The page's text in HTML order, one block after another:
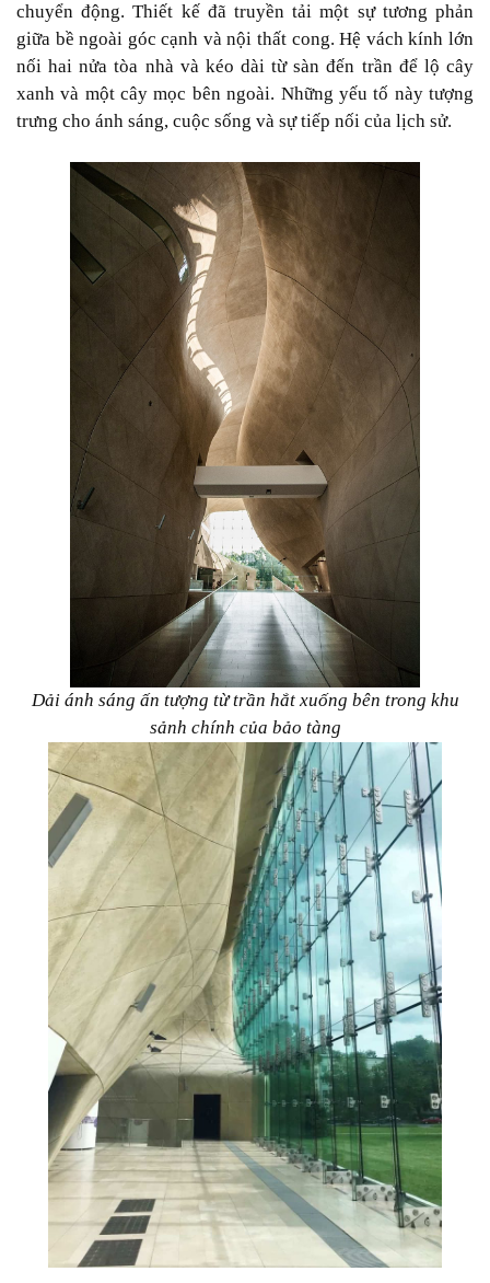
chuyển động. Thiết kế đã truyền tải một sự tương phản
giữa bề ngoài góc cạnh và nội thất cong. Hệ vách kính lớn
nối hai nửa tòa nhà và kéo dài từ sàn đến trần để lộ cây
xanh và một cây mọc bên ngoài. Những yếu tố này tượng
trưng cho ánh sáng, cuộc sống và sự tiếp nối của lịch sử.
Dải ánh sáng ấn tượng từ trần hắt xuống bên trong khu
sảnh chính của bảo tàng